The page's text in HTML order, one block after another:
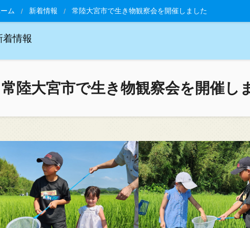
ム 新着情報 常陸大宮市で生き物観察会を開催しました
着情報
常陸大宮市で生き物観察会を開催し